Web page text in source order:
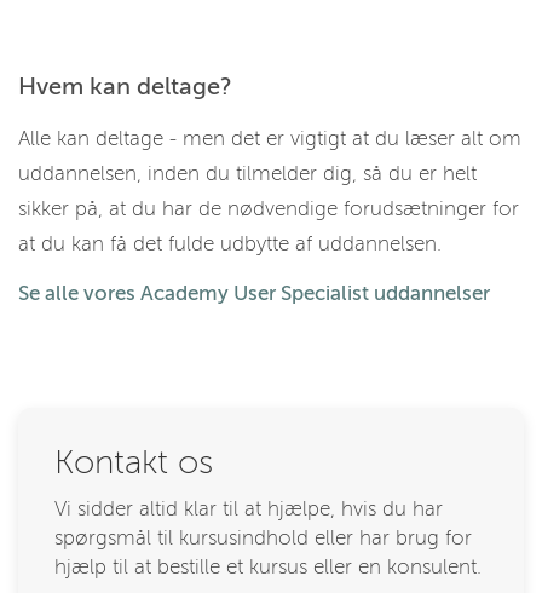
Hvem kan deltage?
Alle kan deltage - men det er vigtigt at du læser alt om
uddannelsen, inden du tilmelder dig, så du er helt
sikker på, at du har de nødvendige forudsætninger for
at du kan få det fulde udbytte af uddannelsen.
Se alle vores Academy User Specialist uddannelser
Kontakt os
Vi sidder altid klar til at hjælpe, hvis du har
spørgsmål til kursusindhold eller har brug for
hjælp til at bestille et kursus eller en konsulent.